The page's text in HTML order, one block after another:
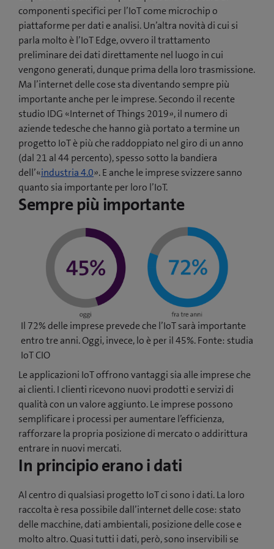
componenti specifici per l’IoT come microchip o
piattaforme per dati e analisi. Un’altra novità di cui si
parla molto è l’IoT Edge, ovvero il trattamento
preliminare dei dati direttamente nel luogo in cui
vengono generati, dunque prima della loro trasmissione.
Ma l’internet delle cose sta diventando sempre più
importante anche per le imprese. Secondo il recente
studio IDG «Internet of Things 2019», il numero di
aziende tedesche che hanno già portato a termine un
progetto IoT è più che raddoppiato nel giro di un anno
(dal 21 al 44 percento), spesso sotto la bandiera
dell’«industria 4.0(
a
p
e
n
a
u
v
a
n
e
s
t
r
a
». E anche le imprese svizzere sanno
quanto sia importante per loro l’IoT.
Sempre più importante
Il 72% delle imprese prevede che l’IoT sarà importante
entro tre anni. Oggi, invece, lo è per il 45%. Fonte: studia
IoT CIO
Le applicazioni IoT offrono vantaggi sia alle imprese che
ai clienti. I clienti ricevono nuovi prodotti e servizi di
qualità con un valore aggiunto. Le imprese possono
semplificare i processi per aumentare l’efficienza,
rafforzare la propria posizione di mercato o addirittura
entrare in nuovi mercati.
In principio erano i dati
Al centro di qualsiasi progetto IoT ci sono i dati. La loro
raccolta è resa possibile dall’internet delle cose: stato
delle macchine, dati ambientali, posizione delle cose e
molto altro. Quasi tutti i dati, però, sono inservibili se